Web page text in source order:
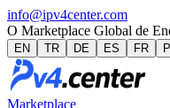
info@ipv4center.com
O Marketplace Global de
EN TR DE ES FR
Marketplace